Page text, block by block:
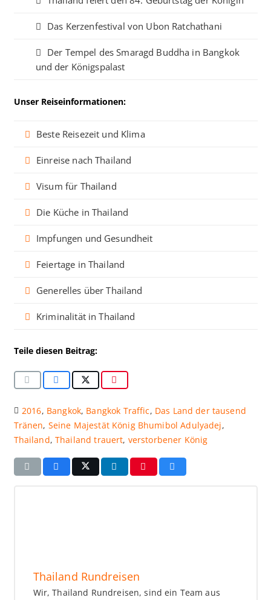
Das Kerzenfestival von Ubon Ratchathani
Der Tempel des Smaragd Buddha in Bangkok
und der Königspalast
Unser Reiseinformationen:
Beste Reisezeit und Klima
Einreise nach Thailand
Visum für Thailand
Die Küche in Thailand
Impfungen und Gesundheit
Feiertage in Thailand
Generelles über Thailand
Kriminalität in Thailand
Teile diesen Beitrag:
2016, Bangkok, Bangkok Traffic, Das Land der tausend
Tränen, Seine Majestät König Bhumibol Adulyadej,
Thailand,Thailand trauert, verstorbener König
Thailand Rundreisen
Wir, Thailand Rundreisen, sind ein Team aus